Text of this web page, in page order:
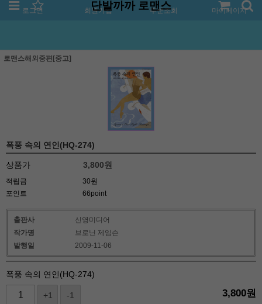
로그인 회원가입 주문조회 마이페이지
단발까까 로맨스
로맨스해외중편[중고]
폭풍 속의 연인(HQ-274)
상품가 3,800원
적립금
30원
포인트
66point
출판사
신영미디어
작가명
브로닌 제임슨
발행일
2009-11-06
폭풍 속의 연인(HQ-274)
+1 -1 3,800원